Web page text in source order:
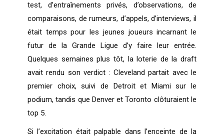
test, d’entraînements privés, d’observations, de
comparaisons, de rumeurs, d’appels, d’interviews, il
était temps pour les jeunes joueurs incarnant le
futur de la Grande Ligue d’y faire leur entrée.
Quelques semaines plus tôt, la loterie de la draft
avait rendu son verdict : Cleveland partait avec le
premier choix, suivi de Detroit et Miami sur le
podium, tandis que Denver et Toronto clôturaient le
top 5.
Si l’excitation était palpable dans l’enceinte de la